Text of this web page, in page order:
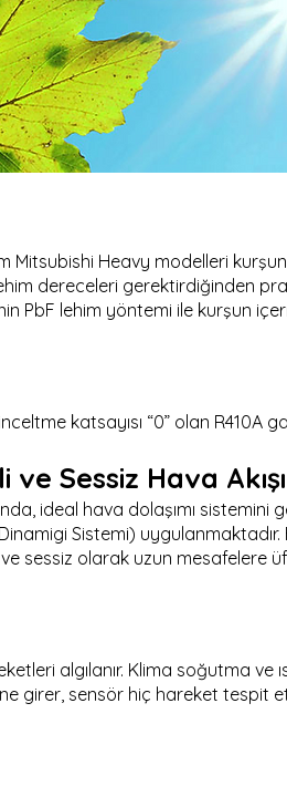
Mitsubishi Heavy modelleri
dereceleri gerektirdiğinden
PbF lehim yöntemi ile kurşun
katsayısı “0” olan R410A
Sessiz Hava Akışı
ideal hava dolaşımı sistemini
Sistemi)
sessiz olarak uzun mesafelere
algılanır. Klima soğutma
girer, sensör hiç hareket tespit